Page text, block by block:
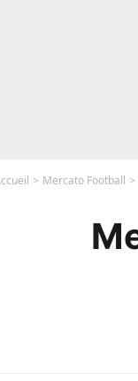
Mercato Football